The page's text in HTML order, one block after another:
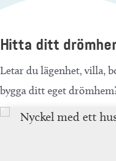
Hitta ditt
Letar du lägenhet, villa,
bygga ditt eget